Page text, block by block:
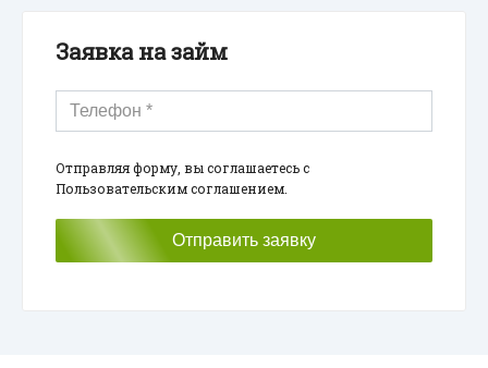
Заявка на займ
Отправляя форму, вы соглашаетесь с
Пользовательским соглашением.
Отправить заявку